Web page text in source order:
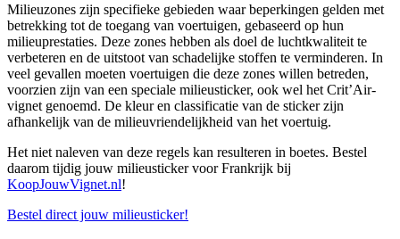
Milieuzones zijn specifieke gebieden waar beperkingen gelden met
betrekking tot de toegang van voertuigen, gebaseerd op hun
milieuprestaties. Deze zones hebben als doel de luchtkwaliteit te
verbeteren en de uitstoot van schadelijke stoffen te verminderen. In
veel gevallen moeten voertuigen die deze zones willen betreden,
voorzien zijn van een speciale milieusticker, ook wel het Crit’Air-
vignet genoemd. De kleur en classificatie van de sticker zijn
afhankelijk van de milieuvriendelijkheid van het voertuig.
Het niet naleven van deze regels kan resulteren in boetes. Bestel
daarom tijdig jouw milieusticker voor Frankrijk bij
KoopJouwVignet.nl!
Bestel direct jouw milieusticker!